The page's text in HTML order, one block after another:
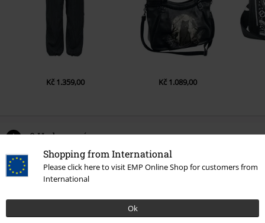
Shopping from International
Please click here to visit EMP Online Shop for customers from
International
Ok
Kč 1.359,00 Kč 1.089,00
0 Hodnocení
Podělte se o váš názor "Gothic Bat".